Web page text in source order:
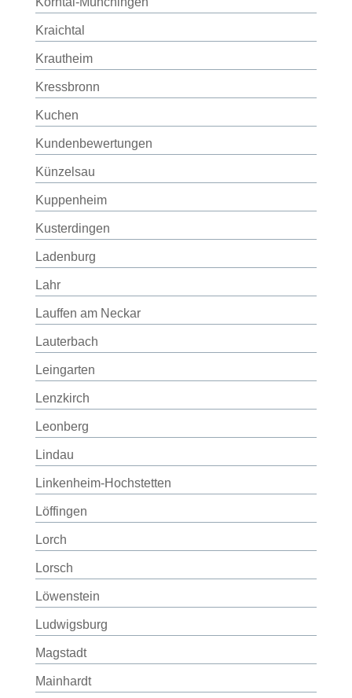
Kraichtal
Krautheim
Kressbronn
Kuchen
Kundenbewertungen
Künzelsau
Kuppenheim
Kusterdingen
Ladenburg
Lahr
Lauffen am Neckar
Lauterbach
Leingarten
Lenzkirch
Leonberg
Lindau
Linkenheim-Hochstetten
Löffingen
Lorch
Lorsch
Löwenstein
Ludwigsburg
Magstadt
Mainhardt